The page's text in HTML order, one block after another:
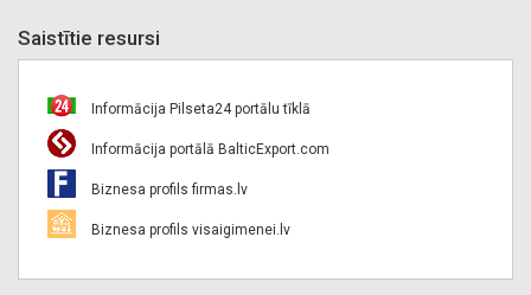
Saistītie resursi
Informācija Pilseta24 portālu tīklā
Informācija portālā BalticExport.com
Biznesa profils firmas.lv
Biznesa profils visaigimenei.lv